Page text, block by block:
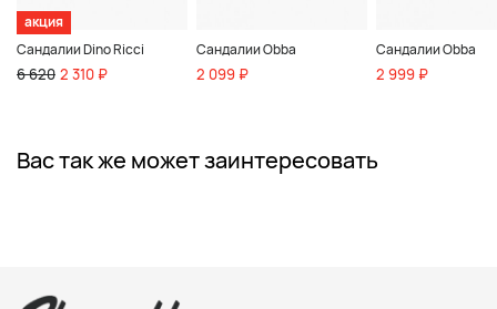
акция
Сандалии Dino Ricci
6 620 2 310 ₽
Сандалии Obba
2 099 ₽
Сандалии Obba
2 999 ₽
Вас так же может заинтересовать